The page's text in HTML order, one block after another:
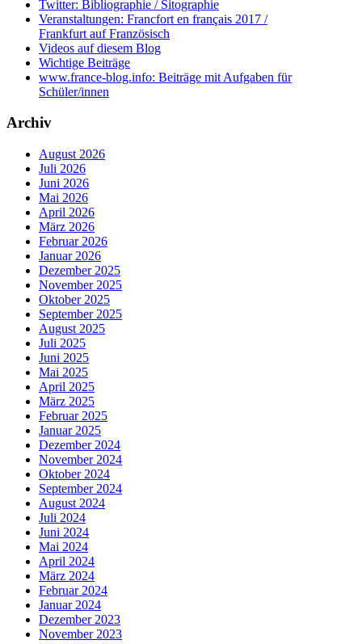
Twitter: Bibliographie / Sitographie
Veranstaltungen: Francfort en français 2017 /
Frankfurt auf Französisch
Videos auf diesem Blog
Wichtige Beiträge
www.france-blog.info: Beiträge mit Aufgaben für
Schüler/innen
Archiv
August 2026
Juli 2026
Juni 2026
Mai 2026
April 2026
März 2026
Februar 2026
Januar 2026
Dezember 2025
November 2025
Oktober 2025
September 2025
August 2025
Juli 2025
Juni 2025
Mai 2025
April 2025
März 2025
Februar 2025
Januar 2025
Dezember 2024
November 2024
Oktober 2024
September 2024
August 2024
Juli 2024
Juni 2024
Mai 2024
April 2024
März 2024
Februar 2024
Januar 2024
Dezember 2023
November 2023